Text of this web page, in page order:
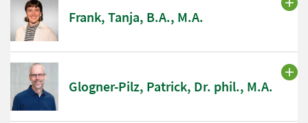
Frank, Tanja, B.A., M.A.
Glogner-Pilz, Patrick, Dr. phil., M.A.